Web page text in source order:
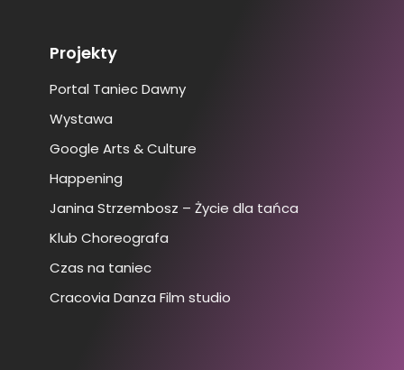
Projekty
Portal Taniec Dawny
Wystawa
Google Arts & Culture
Happening
Janina Strzembosz – Życie dla tańca
Klub Choreografa
Czas na taniec
Cracovia Danza Film studio